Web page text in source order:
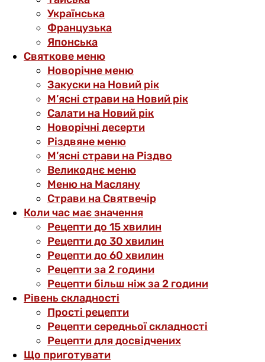
Українська
Французька
Японська
Святкове меню
Новорічне меню
Закуски на Новий рік
М’ясні страви на Новий рік
Салати на Новий рік
Новорічні десерти
Різдвяне меню
М’ясні страви на Різдво
Великоднє меню
Меню на Масляну
Страви на Святвечір
Коли час має значення
Рецепти до 15 хвилин
Рецепти до 30 хвилин
Рецепти до 60 хвилин
Рецепти за 2 години
Рецепти більш ніж за 2 години
Рівень складності
Прості рецепти
Рецепти середньої складності
Рецепти для досвідчених
Що приготувати